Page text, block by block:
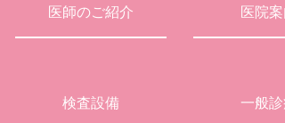
医師のご紹介 医院
検査設備 一般